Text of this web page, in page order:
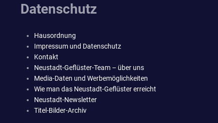
Datenschutz
Hausordnung
Impressum und Datenschutz
Kontakt
Neustadt-Geflüster-Team – über uns
Media-Daten und Werbemöglichkeiten
Wie man das Neustadt-Geflüster erreicht
Neustadt-Newsletter
Titel-Bilder-Archiv